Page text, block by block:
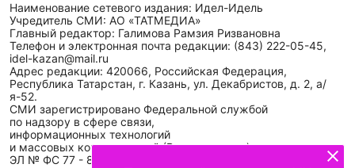
Наименование сетевого издания: Идел-Идель
Учредитель СМИ: АО «ТАТМЕДИА»
Главный редактор: Галимова Рамзия Ризвановна
Телефон и электронная почта редакции: (843) 222-05-45,
idel-kazan@mail.ru
Адрес редакции: 420066, Российская Федерация,
Республика Татарстан, г. Казань, ул. Декабристов, д. 2, а/
я-52.
СМИ зарегистрировано Федеральной службой
по надзору в сфере связи,
информационных технологий
и массовых коммуникаций (Роскомнадзор)
ЭЛ № ФС 77 - 89431 от 14.05.2025